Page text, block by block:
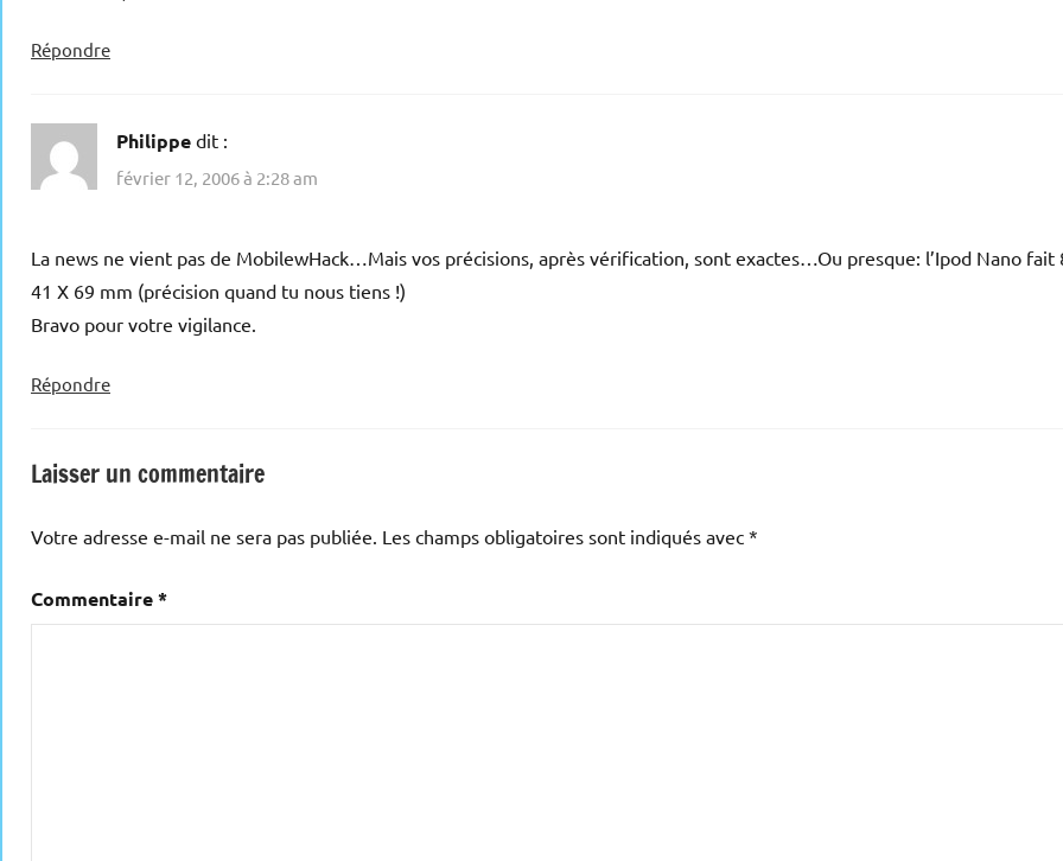
Répondre
Philippe dit :
février 12, 2006 à 2:28 am
La news ne vient pas de MobilewHack…Mais vos précisions, après vérification, sont exactes…Ou presque: l’Ipod Nano fait
41 X 69 mm (précision quand tu nous tiens !)
Bravo pour votre vigilance.
Répondre
Laisser un commentaire
Votre adresse e-mail ne sera pas publiée. Les champs obligatoires sont indiqués avec *
Commentaire*